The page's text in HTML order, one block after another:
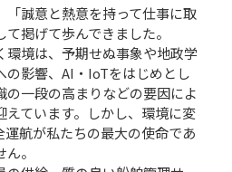
「誠意と熱意を持って仕事に取
掲げて歩んできました。
環境は、予期せぬ事象や地政学
の影響、AI・IoTをはじめとし
の一段の高まりなどの要因によ
えています。しかし、環境に変
航が私たちの最大の使命であ
。